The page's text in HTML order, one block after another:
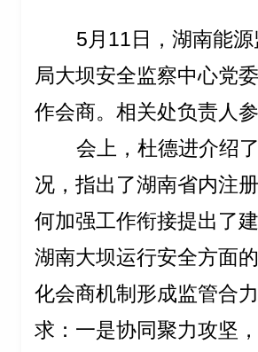
5月 11日，湖南能
局大坝安全监察中心党委
作会商。相关处负责人参
会上，杜德进介绍
况，指出了湖南省内注
何加强工作衔接提出了
湖南大坝运行安全方面
化会商机制形成监管合
求：一是协同聚力攻坚